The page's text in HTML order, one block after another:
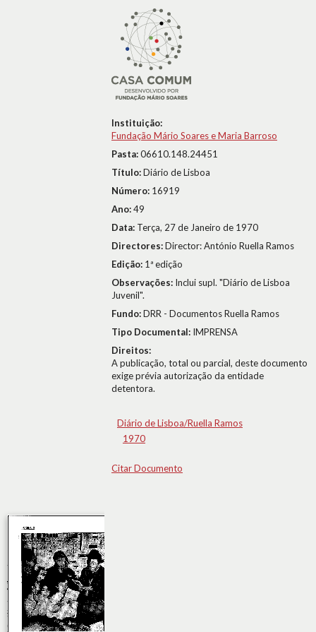
Instituição:
Fundação Mário Soares e Maria Barroso
Pasta:06610.148.24451
Título:Diário de Lisboa
Número: 16919
Ano:49
Data: Terça, 27 de Janeiro de 1970
Directores:Director: António Ruella Ramos
Edição: 1ª edição
Observações: Inclui supl. "Diário de Lisboa
Juvenil".
Fundo:DRR - Documentos Ruella Ramos
Tipo Documental: IMPRENSA
Direitos:
A publicação, total ou parcial, deste documento
exige prévia autorização da entidade
detentora.
Diário de Lisboa/Ruella Ramos
1970
Citar Documento